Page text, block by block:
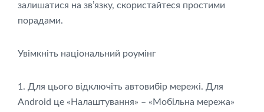
залишатися на зв’язку, скористайтеся простими
порадами.
Увімкніть національний роумінг
1. Для цього відключіть автовибір мережі. Для
Android це «Налаштування» – «Мобільна мережа»